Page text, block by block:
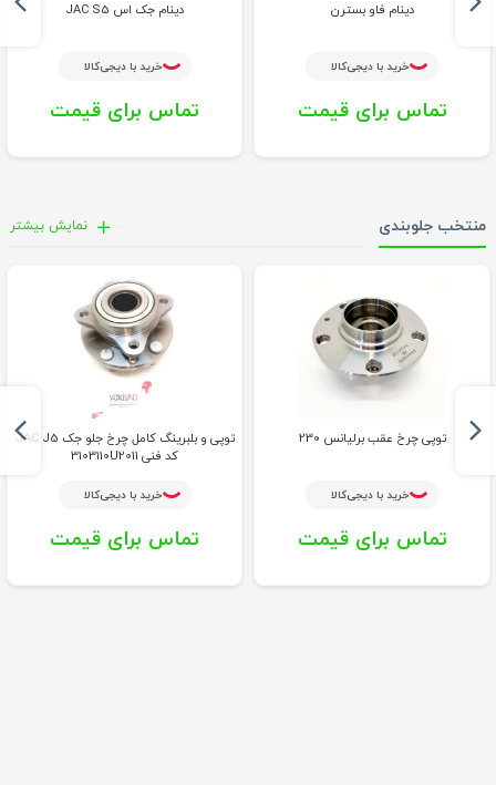
دینام فاو بسترن
خرید با دیجی‌کالا
تماس برای قیمت
دینام جک اس JAC S5
خرید با دیجی‌کالا
تماس برای قیمت
منتخب جلوبندی نمايش بيشتر
توپی چرخ عقب برلیانس 230
خرید با دیجی‌کالا
تماس برای قیمت
توپی و بلبرینگ کامل چرخ جلو جک JAC J5
کد فنی 3103110U2011
خرید با دیجی‌کالا
تماس برای قیمت